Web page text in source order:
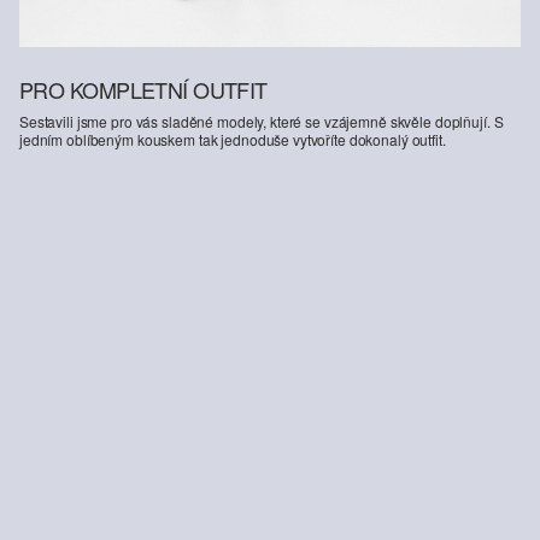
PRO KOMPLETNÍ OUTFIT
Sestavili jsme pro vás sladěné modely, které se vzájemně skvěle doplňují. S
jedním oblíbeným kouskem tak jednoduše vytvoříte dokonalý outfit.